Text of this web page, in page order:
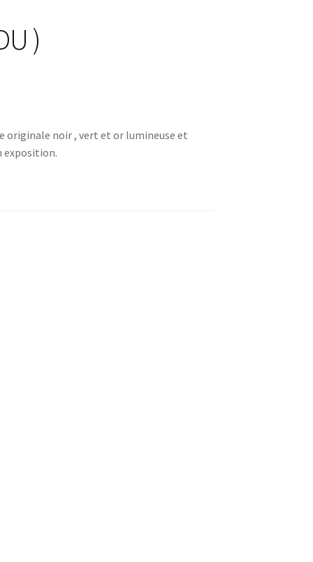
)
originale noir , vert et or lumineuse et
exposition.